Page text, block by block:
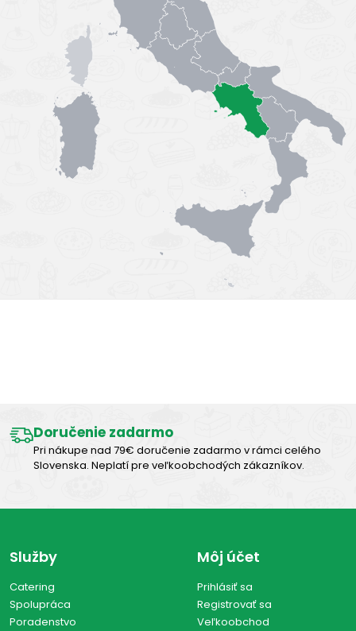
Doručenie zadarmo
Pri nákupe nad 79€ doručenie zadarmo v rámci celého
Slovenska. Neplatí pre veľkoobchodých zákazníkov.
Služby
Catering
Spolupráca
Poradenstvo
Môj účet
Prihlásiť sa
Registrovať sa
Veľkoobchod